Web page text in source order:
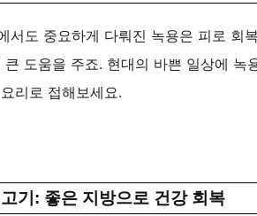
서도 중요하게 다뤄진 녹용은 피로 회
큰 도움을 주죠. 현대의 바쁜 일상에
리로 접해보세요.
기: 좋은 지방으로 건강 회복